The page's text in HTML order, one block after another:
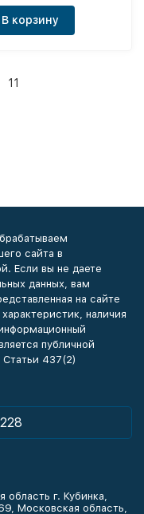
В корзину
11
сайта в
Если вы не даете
данных, вам
на сайте
наличия
публичной
437(2)
г. Кубинка,
Московская область,